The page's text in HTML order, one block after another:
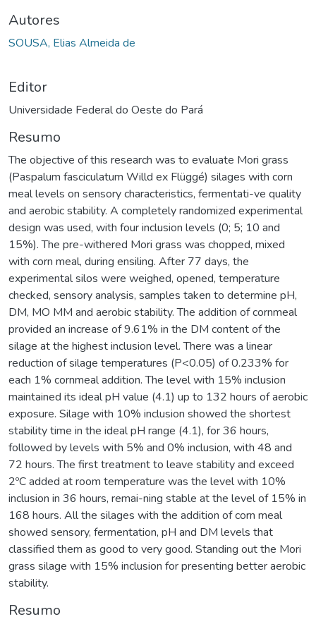
Autores
SOUSA, Elias Almeida de
Editor
Universidade Federal do Oeste do Pará
Resumo
The objective of this research was to evaluate Mori grass
(Paspalum fasciculatum Willd ex Flüggé) silages with corn
meal levels on sensory characteristics, fermentati-ve quality
and aerobic stability. A completely randomized experimental
design was used, with four inclusion levels (0; 5; 10 and
15%). The pre-withered Mori grass was chopped, mixed
with corn meal, during ensiling. After 77 days, the
experimental silos were weighed, opened, temperature
checked, sensory analysis, samples taken to determine pH,
DM, MO MM and aerobic stability. The addition of cornmeal
provided an increase of 9.61% in the DM content of the
silage at the highest inclusion level. There was a linear
reduction of silage temperatures (P<0.05) of 0.233% for
each 1% cornmeal addition. The level with 15% inclusion
maintained its ideal pH value (4.1) up to 132 hours of aerobic
exposure. Silage with 10% inclusion showed the shortest
stability time in the ideal pH range (4.1), for 36 hours,
followed by levels with 5% and 0% inclusion, with 48 and
72 hours. The first treatment to leave stability and exceed
2ºC added at room temperature was the level with 10%
inclusion in 36 hours, remai-ning stable at the level of 15% in
168 hours. All the silages with the addition of corn meal
showed sensory, fermentation, pH and DM levels that
classified them as good to very good. Standing out the Mori
grass silage with 15% inclusion for presenting better aerobic
stability.
Resumo